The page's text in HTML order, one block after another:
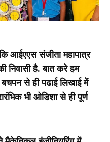
आईएएस संजीता महापात्र
है. बात करे हम
से ही पढाई लिखाई में
भी ओडिशा से ही पूर्ण